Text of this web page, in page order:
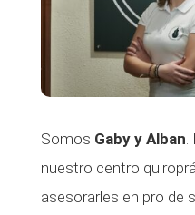
Somos Gaby y Alban
nuestro centro
asesorarles en pro de